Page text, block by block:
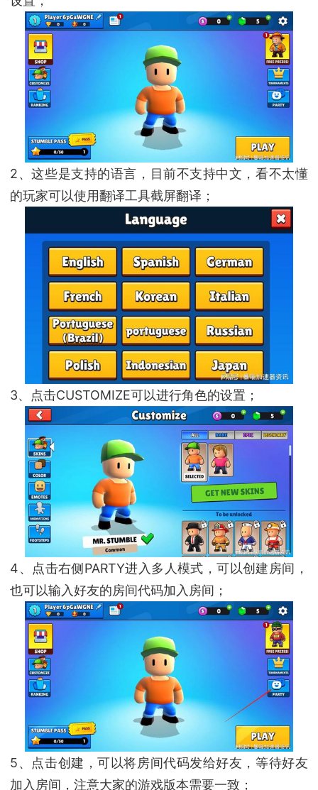
2、这些是支持的语言，目前不支持中文，看不太懂
的玩家可以使用翻译工具截屏翻译；
3、点击CUSTOMIZE可以进行角色的设置；
4、点击右侧PARTY进入多人模式，可以创建房间，
也可以输入好友的房间代码加入房间；
5、点击创建，可以将房间代码发给好友，等待好友
加入房间，注意大家的游戏版本需要一致；